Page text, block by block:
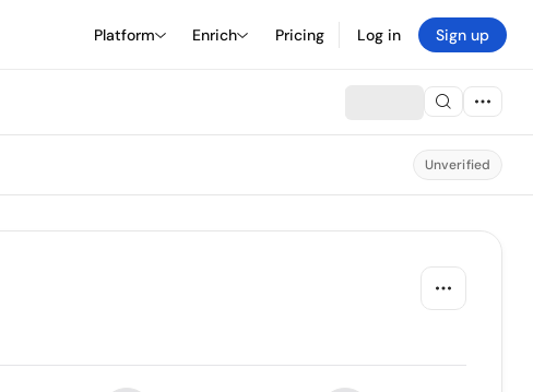
Platform Enrich Pricing Log in Sign up
Unverified